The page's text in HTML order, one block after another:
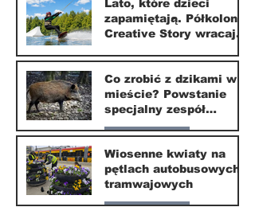
1 lip
Lato, które dzieci
zapamiętają. Półkolonie
Creative Story wracają
20 kwi
Co zrobić z dzikami w
mieście? Powstanie
specjalny zespół
ekspertów
Nasze miasto
20 kwi
Wiosenne kwiaty na
pętlach autobusowych i
tramwajowych